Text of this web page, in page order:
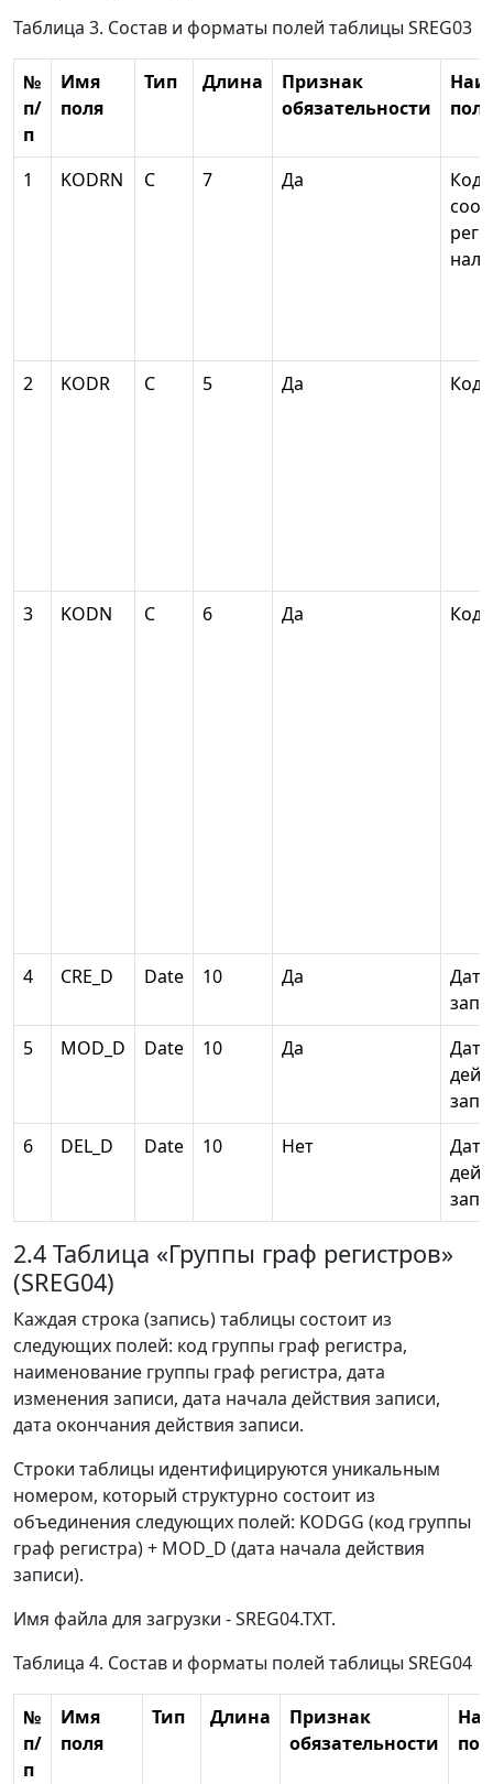
Таблица 3. Состав и форматы полей таблицы SREG03
№
п/
п
Имя
поля
Тип Длина
Признак
обязательности
поля
1 KODRN С 7 Да
Код
2 KODR С 5 Да Код
3 KODN С 6 Да Код
4 CRE_D Date 10 Да
5
MOD_D Date 10 Да
6
DEL_D Date 10 Нет
2.4 Таблица «Группы граф регистров»
(SREG04)
Каждая строка (запись) таблицы состоит из
следующих полей: код группы граф регистра,
наименование группы граф регистра, дата
изменения записи, дата начала действия записи,
дата окончания действия записи.
Строки таблицы идентифицируются уникальным
номером, который структурно состоит из
объединения следующих полей: KODGG (код группы
граф регистра) + MOD_D (дата начала действия
записи).
Имя файла для загрузки - SREG04.TXT.
Таблица 4. Состав и форматы полей таблицы SREG04
№
п/
п
Имя
поля
Тип Длина
Признак
обязательности